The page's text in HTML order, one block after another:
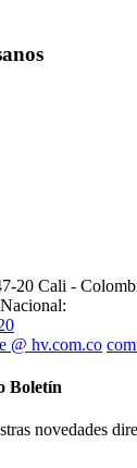
20 Cali -
@ hv.com.co
Boletín
novedades